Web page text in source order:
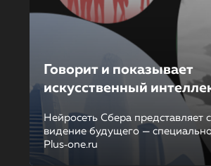
Говорит и показывает
искусственный
Нейросеть Сбера представляет
видение будущего —
Plus‑one.ru